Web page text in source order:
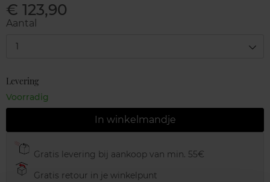
€ 123,90
Aantal
1
Levering
Voorradig
In winkelmandje
Gratis levering bij aankoop van min. 55€
Gratis retour in je winkelpunt